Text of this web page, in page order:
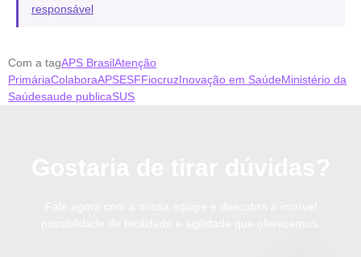
responsável
Com a tagAPS BrasilAtenção
PrimáriaColaboraAPSESFFiocruzInovação em SaúdeMinistério da
Saúdesaude publicaSUS